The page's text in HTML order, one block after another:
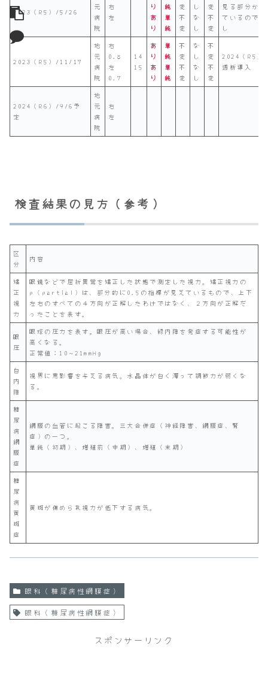
2023（R5）/5/26
元
病
院
右
左
り
あ
り
純
単
純
変
不
変
し
な
し
変
不
変
見る部分か
ているので
し
2023（R5）/11/17
地
元
病
院
右
0.8
左
0.7
14
15
あ
り
あ
り
単
純
単
純
不
変
不
変
な
し
な
し
不
変
不
変
2024（R5
透析導入
2024（R6）/9/6予
定
地
元
病
院
右
左
検査結果の見方（参考）
区
分
内容
矯
正
視
力
眼鏡などで屈折異常を矯正した状態で測定した視力。矯正視力の
p（partial）は、部分的に0.5の指標が見えているもので、上下
左右のすべての４方向が正解したわけではなく、２方向が正解だ
ったことを表す。
眼
圧
眼球の圧力を表す。眼圧が高い場合、緑内障を発症する可能性が
高くなる。
正常値：10∼21mmHg
白
内
障
視界に悪影響を与える病気。水晶体が白く濁って調節力が弱くな
る。
糖
尿
病
網
膜
症
網膜の血管に起こる障害。三大合併症（神経障害、網膜症、腎
症）の一つ。
単純（初期）、増殖前（中期）、増殖（末期）
糖
尿
病
黄
斑
症
黄斑が傷められ視力が低下する病気。
眼科（糖尿病性網膜症）
眼科（糖尿病性網膜症）
スポンサーリンク